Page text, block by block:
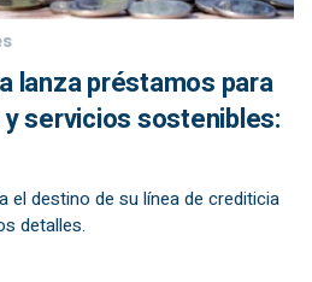
lanza préstamos para
servicios sostenibles:
el destino de su línea de crediticia
detalles.